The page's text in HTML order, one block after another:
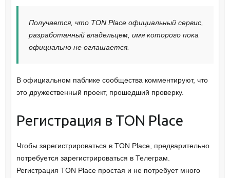
Получается, что TON Place официальный сервис,
разработанный владельцем, имя которого пока
официально не оглашается.
В официальном паблике сообщества комментируют, что
это дружественный проект, прошедший проверку.
Регистрация в TON Place
Чтобы зарегистрироваться в TON Place, предварительно
потребуется зарегистрироваться в Телеграм.
Регистрация TON Place простая и не потребует много